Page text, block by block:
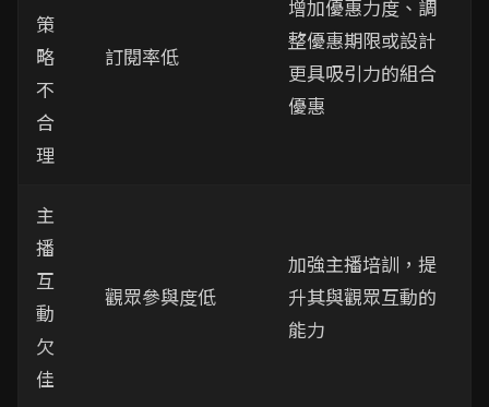
策
略
不
合
理
訂閱率低
增加優惠力度、調
整優惠期限或設計
更具吸引力的組合
優惠
主
播
互
動
欠
佳
觀眾參與度低
加強主播培訓，提
升其與觀眾互動的
能力